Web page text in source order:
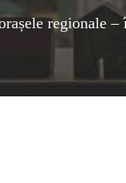
regionale